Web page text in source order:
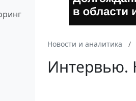
Новости и аналитика
Интервью.